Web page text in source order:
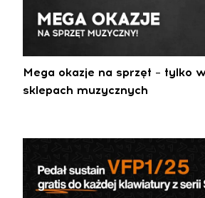
Mega okazje na sprzęt – tylko
sklepach muzycznych